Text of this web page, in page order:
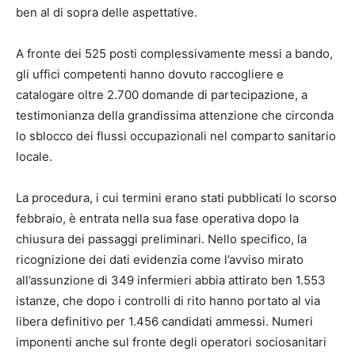
ben al di sopra delle aspettative.
A fronte dei 525 posti complessivamente messi a bando,
gli uffici competenti hanno dovuto raccogliere e
catalogare oltre 2.700 domande di partecipazione, a
testimonianza della grandissima attenzione che circonda
lo sblocco dei flussi occupazionali nel comparto sanitario
locale.
La procedura, i cui termini erano stati pubblicati lo scorso
febbraio, è entrata nella sua fase operativa dopo la
chiusura dei passaggi preliminari. Nello specifico, la
ricognizione dei dati evidenzia come l’avviso mirato
all’assunzione di 349 infermieri abbia attirato ben 1.553
istanze, che dopo i controlli di rito hanno portato al via
libera definitivo per 1.456 candidati ammessi. Numeri
imponenti anche sul fronte degli operatori sociosanitari